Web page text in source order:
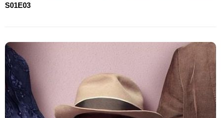
S01E03